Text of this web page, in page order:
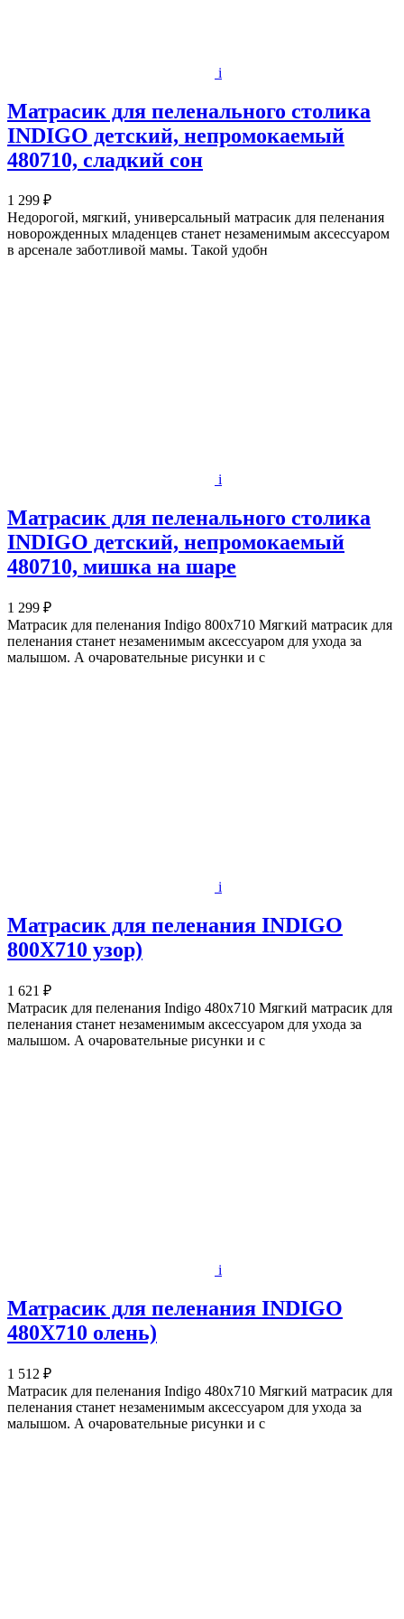
i
Матрасик для пеленального столика
INDIGO детский, непромокаемый
480710, сладкий сон
1 299 ₽
Недорогой, мягкий, универсальный матрасик для пеленания
новорожденных младенцев станет незаменимым аксессуаром
в арсенале заботливой мамы. Такой удобн
i
Матрасик для пеленального столика
INDIGO детский, непромокаемый
480710, мишка на шаре
1 299 ₽
Матрасик для пеленания Indigo 800х710 Мягкий матрасик для
пеленания станет незаменимым аксессуаром для ухода за
малышом. А очаровательные рисунки и с
i
Матрасик для пеленания INDIGO
800Х710 узор)
1 621 ₽
Матрасик для пеленания Indigo 480х710 Мягкий матрасик для
пеленания станет незаменимым аксессуаром для ухода за
малышом. А очаровательные рисунки и с
i
Матрасик для пеленания INDIGO
480Х710 олень)
1 512 ₽
Матрасик для пеленания Indigo 480х710 Мягкий матрасик для
пеленания станет незаменимым аксессуаром для ухода за
малышом. А очаровательные рисунки и с